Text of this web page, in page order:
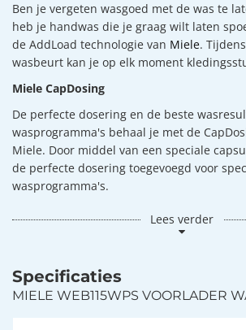
Ben je vergeten wasgoed met de was te
heb je handwas die je graag wilt laten
de AddLoad technologie van Miele.
wasbeurt kan je op elk moment
Miele CapDosing
De perfecte dosering en de beste
wasprogramma's behaal je met de
Miele. Door middel van een speciale
de perfecte dosering toegevoegd voor
wasprogramma's.
Lees verder
Specificaties
MIELE WEB115WPS VOORLADER